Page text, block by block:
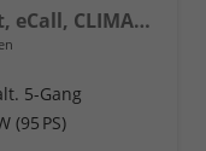
Extra Plus FRONT+LANE Assist, eCall, CLIMATRONIC, Berganfahrassistent, FULL LED, Einparkhilfe, KESSY, Sitzhzg., Tempomat + Speedlimiter, ISOFIX, SmartLink, 16" ALU, uvm.
5-Gang
(95 PS)